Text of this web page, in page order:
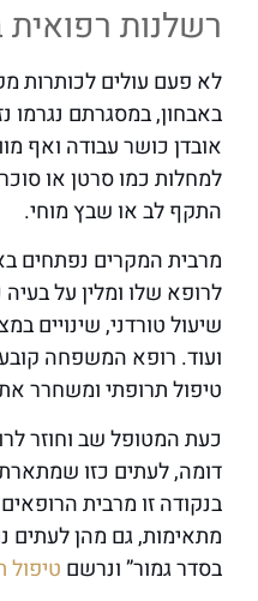
רשלנות רפואית
לא פעם עולים לכותרות
באבחון, במסגרתם נגרמו
אובדן כושר עבודה ואף
למחלות כמו סרטן או
התקף לב או שבץ מוחי.
מרבית המקרים נפתחים
לרופא שלו ומלין על
שיעול טורדני, שינויים
ועוד. רופא המשפחה
טיפול תרופתי ומשחרר
כעת המטופל שב וחוזר
דומה, לעתים כזו
בנקודה זו מרבית
מתאימות, גם מהן לעתים
בסדר גמור” ונרשם טיפול